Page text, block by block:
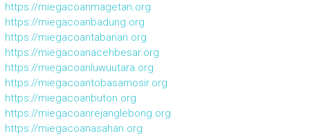
https://miegacoanmagetan.org
https://miegacoanbadung.org
https://miegacoantabanan.org
https://miegacoanacehbesar.org
https://miegacoanluwuutara.org
https://miegacoantobasamosir.org
https://miegacoanbuton.org
https://miegacoanrejanglebong.org
https://miegacoanasahan.org